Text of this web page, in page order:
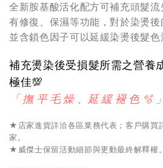
全新胺基酸活化配方可補充頭髮
有修復、保濕等功能，對於染燙後
並含鎖色因子可以延緩染燙後髮色
補充燙染後受損髮所需之營養
極佳💯
「 撫 平 毛 燥 、延 緩 褪 色 🫧 」
★店家進貨詳洽各區業務代表；客戶購買
家。
★威傑士保留活動細節與更動最終解釋權。